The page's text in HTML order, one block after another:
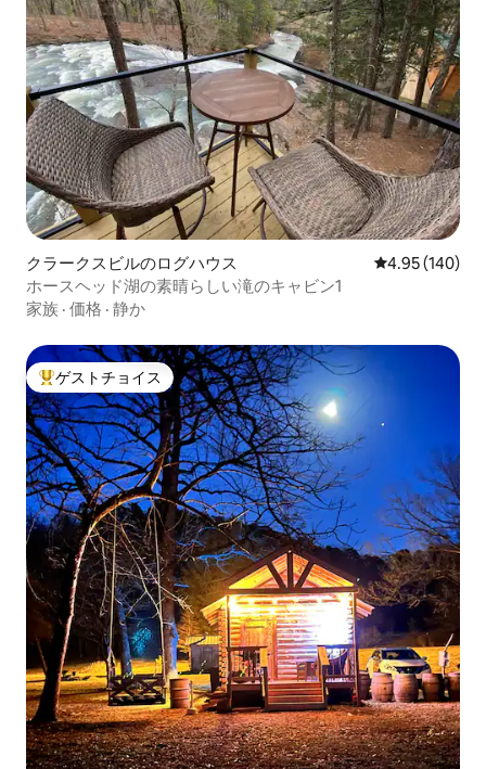
クラークスビルのログハウス レビュー140
4.95 (140)
ホースヘッド湖の素晴らしい滝のキャビン1
家族 · 価格 · 静か
大好評のゲストチョイスです。
ゲストチョイス